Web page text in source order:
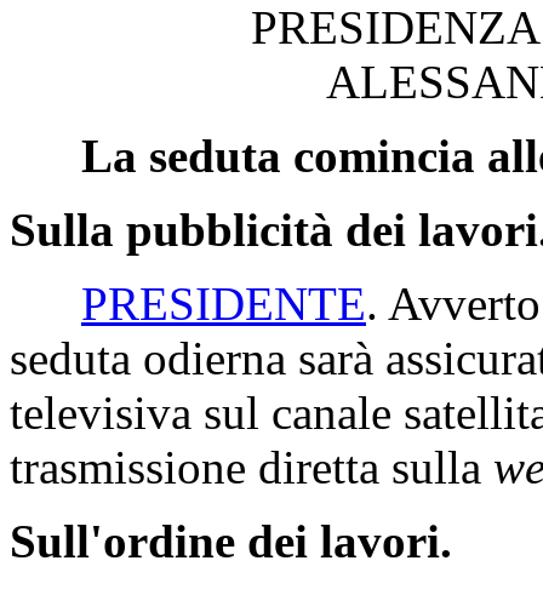
La seduta comincia
Sulla pubblicità dei
PRESIDENTE.
seduta odierna sarà
televisiva sul canale
trasmissione diretta sulla
Sull'ordine dei lavori.